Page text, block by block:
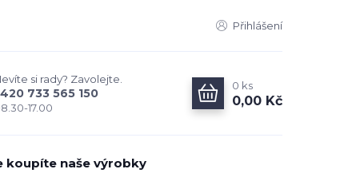
Přihlášení
si rady? Zavolejte.
733 565 150
17.00
0 ks
0,00 Kč
koupíte naše výrobky